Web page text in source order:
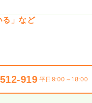
る」など
919 平日9:00～18:00